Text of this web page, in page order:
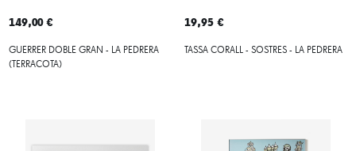
149,00 €
GUERRER DOBLE GRAN - LA PEDRERA
(TERRACOTA)
19,95 €
TASSA CORALL - SOSTRES - LA PEDRERA